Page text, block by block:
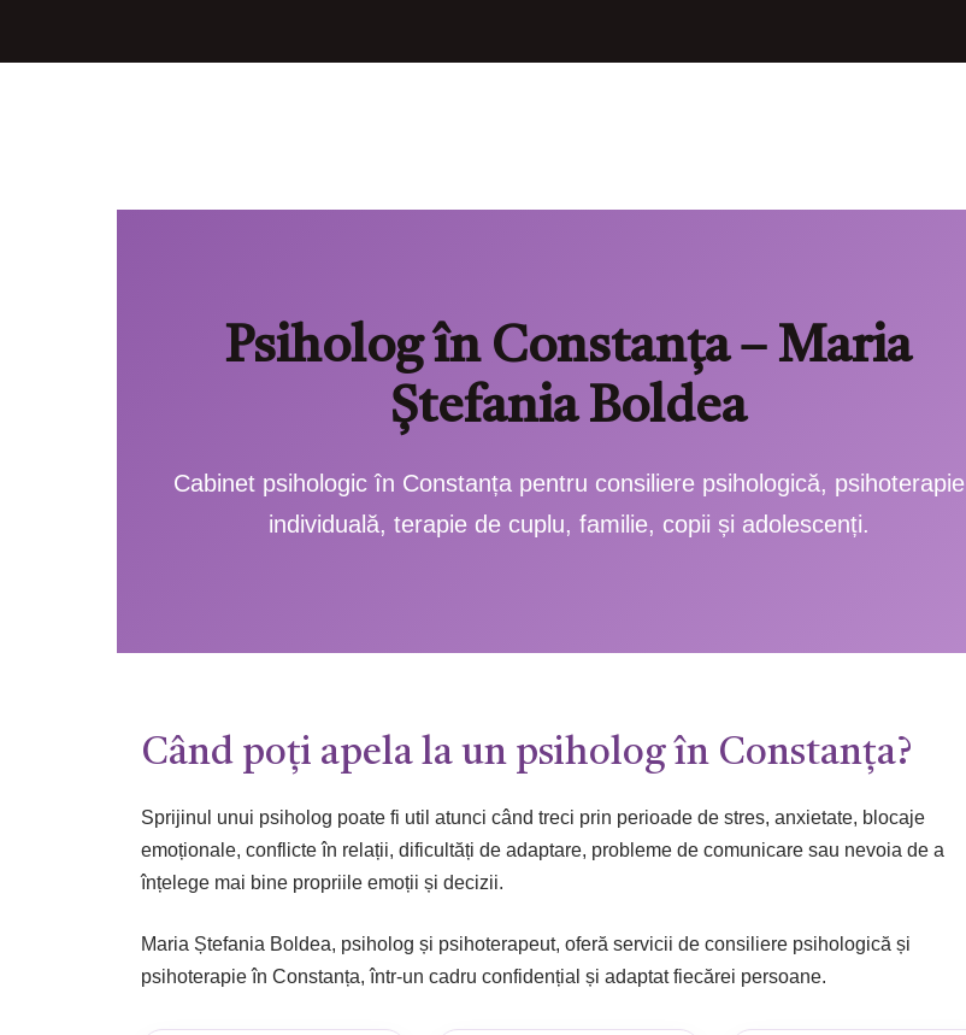
Psiholog în Constanța – Maria
Ștefania Boldea
Cabinet psihologic în Constanța pentru consiliere psihologică, psihoterapie
individuală, terapie de cuplu, familie, copii și adolescenți.
Când poți apela la un psiholog în Constanța?
Sprijinul unui psiholog poate fi util atunci când treci prin perioade de stres, anxietate, blocaje
emoționale, conflicte în relații, dificultăți de adaptare, probleme de comunicare sau nevoia de a
înțelege mai bine propriile emoții și decizii.
Maria Ștefania Boldea, psiholog și psihoterapeut, oferă servicii de consiliere psihologică și
psihoterapie în Constanța, într-un cadru confidențial și adaptat fiecărei persoane.